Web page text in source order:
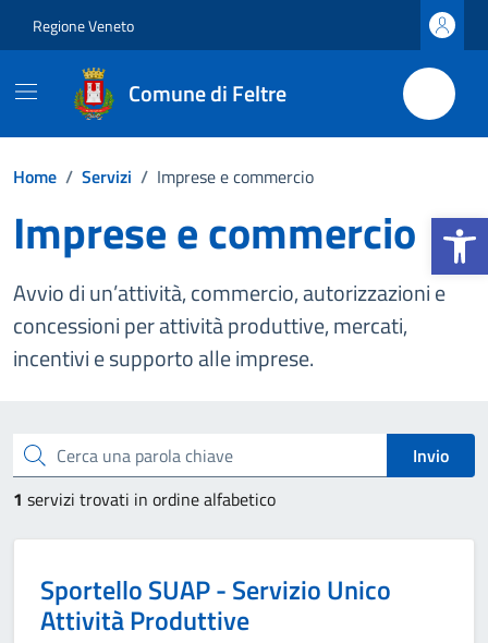
Apri la
Regione Veneto
Comune di Feltre
Home / Servizi / Imprese e commercio
Imprese e commercio
Avvio di un’attività, commercio, autorizzazioni e
concessioni per attività produttive, mercati,
incentivi e supporto alle imprese.
Cerca una parola chiave
Invio
1 servizi trovati in ordine alfabetico
Sportello SUAP - Servizio Unico
Attività Produttive